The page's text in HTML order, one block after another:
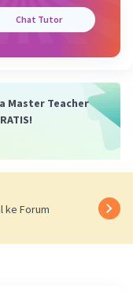
Chat Tutor
Master Teacher
ke Forum